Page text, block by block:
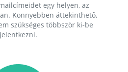
egy helyen, az
Könnyebben áttekinthető,
szükséges többször ki-be
jelentkezni.